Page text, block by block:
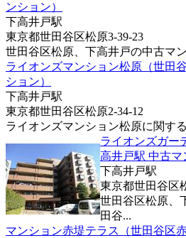
ンション）
下高井戸駅
東京都世田谷区松原3-39-23
世田谷区松原、下高井戸の中古マ
ライオンズマンション松原（世田
ション）
下高井戸駅
東京都世田谷区松原2-34-12
ライオンズマンション松原に関す
ライオンズガー
高井戸駅 中古マ
下高井戸駅
東京都世田谷区
世田谷区松原、
田谷...
マンション赤堤テラス（世田谷区